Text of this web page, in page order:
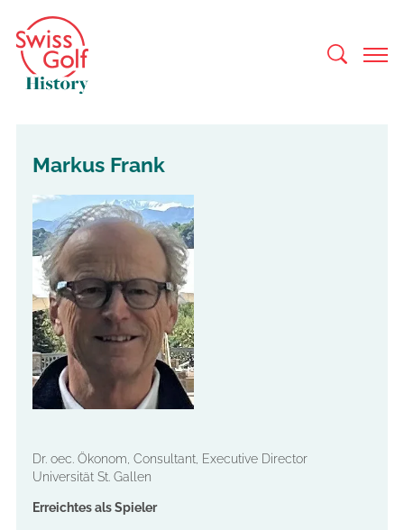
Markus Frank
Dr. oec. Ökonom, Consultant, Executive Director
Universität St. Gallen
Erreichtes als Spieler